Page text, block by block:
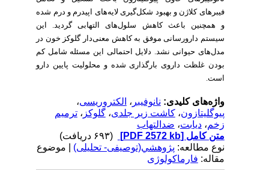
فیبرهای کلاژن و بهبود شکل‌گیری لایه‌های اپیدرم و درم شده
و همچنین باعث کاهش سلول‌های التهابی گردید.
این
سیستم دارورسانی موفق به کاهش معنی‌دار گلوکز خون در
مدل‌های حیوانی نشد. دلایل احتمالی این مسئله شامل کم
بودن غلظت داروی بارگذاری شده و محلولیت پایین دارو
است.
واژه‌های کلیدی:نانوفیبر، الکتروریسی،
پیوگلیتازون،کاشت زیر جلدی،گلوکز، ترمیم
زخم،دیابت،ضدالتهاب
متن کامل[PDF 2572 kb]
نوع مطالعه:پژوهشي(توصیفی- تحلیلی) | موضوع
مقاله:فارماکولوژی